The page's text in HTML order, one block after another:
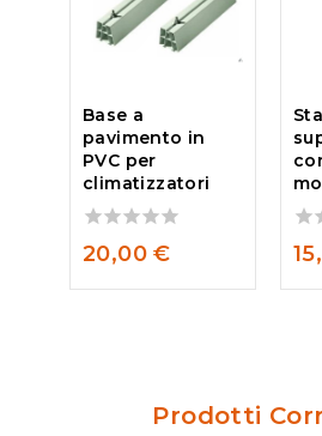
Base a
pavimento in
PVC per
climatizzatori
0
of
20,00€
0
of
Prodotti